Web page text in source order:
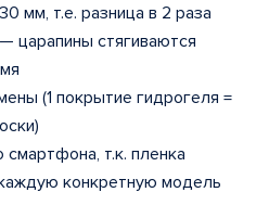
мм, т.е. разница в 2 раза
царапины стягиваются
(1 покрытие гидрогеля =
т.к. пленка
конкретную модель